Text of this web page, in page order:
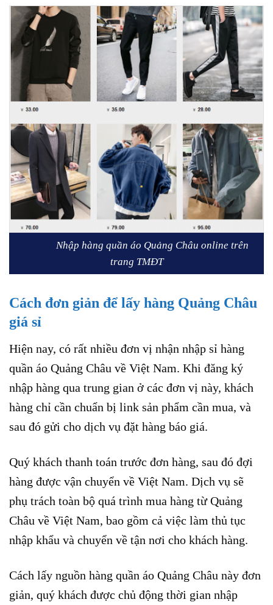
Nhập hàng quần áo Quảng Châu online trên
trang TMĐT
Cách đơn giản để lấy hàng Quảng Châu
giá sỉ
Hiện nay, có rất nhiều đơn vị nhận nhập sỉ hàng
quần áo Quảng Châu về Việt Nam. Khi đăng ký
nhập hàng qua trung gian ở các đơn vị này, khách
hàng chỉ cần chuẩn bị link sản phẩm cần mua, và
sau đó gửi cho dịch vụ đặt hàng báo giá.
Quý khách thanh toán trước đơn hàng, sau đó đợi
hàng được vận chuyển về Việt Nam. Dịch vụ sẽ
phụ trách toàn bộ quá trình mua hàng từ Quảng
Châu về Việt Nam, bao gồm cả việc làm thủ tục
nhập khẩu và chuyển về tận nơi cho khách hàng.
Cách lấy nguồn hàng quần áo Quảng Châu này đơn
giản, quý khách được chủ động thời gian nhập